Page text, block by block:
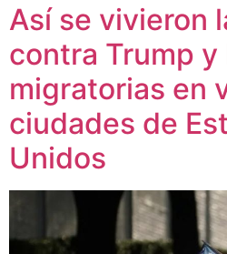
Así se vivieron
contra Trump
migratorias en
ciudades de
Unidos